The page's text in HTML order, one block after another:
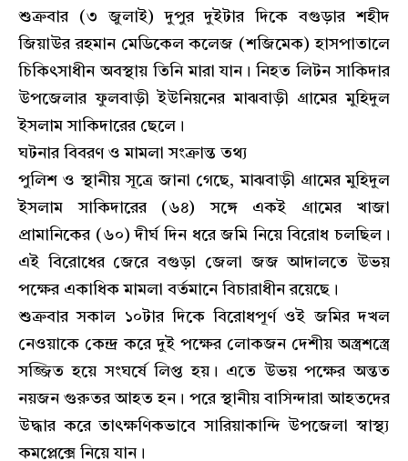
​শুক্রবার (৩ জুলাই) দুপুর দুইটার দিকে বগুড়ার শহীদ
জিয়াউর রহমান মেডিকেল কলেজ (শজিমেক) হাসপাতালে
চিকিৎসাধীন অবস্থায় তিনি মারা যান। নিহত লিটন সাকিদার
উপজেলার ফুলবাড়ী ইউনিয়নের মাঝবাড়ী গ্রামের মুহিদুল
ইসলাম সাকিদারের ছেলে।
​ঘটনার বিবরণ ও মামলা সংক্রান্ত তথ্য
​পুলিশ ও স্থানীয় সূত্রে জানা গেছে, মাঝবাড়ী গ্রামের মুহিদুল
ইসলাম সাকিদারের (৬৪) সঙ্গে একই গ্রামের খাজা
প্রামানিকের (৬০) দীর্ঘ দিন ধরে জমি নিয়ে বিরোধ চলছিল।
এই বিরোধের জেরে বগুড়া জেলা জজ আদালতে উভয়
পক্ষের একাধিক মামলা বর্তমানে বিচারাধীন রয়েছে।
​শুক্রবার সকাল ১০টার দিকে বিরোধপূর্ণ ওই জমির দখল
নেওয়াকে কেন্দ্র করে দুই পক্ষের লোকজন দেশীয় অস্ত্রশস্ত্রে
সজ্জিত হয়ে সংঘর্ষে লিপ্ত হয়। এতে উভয় পক্ষের অন্তত
নয়জন গুরুতর আহত হন। পরে স্থানীয় বাসিন্দারা আহতদের
উদ্ধার করে তাৎক্ষণিকভাবে সারিয়াকান্দি উপজেলা স্বাস্থ্য
কমপ্লেক্সে নিয়ে যান।